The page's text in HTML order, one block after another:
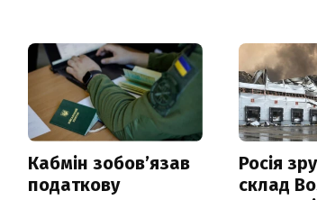
Кабмін зобовʼязав
податкову
Росія
склад